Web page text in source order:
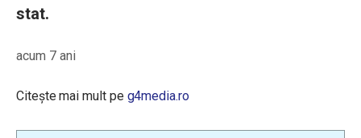
stat.
acum 7 ani
Citește mai mult pe g4media.ro